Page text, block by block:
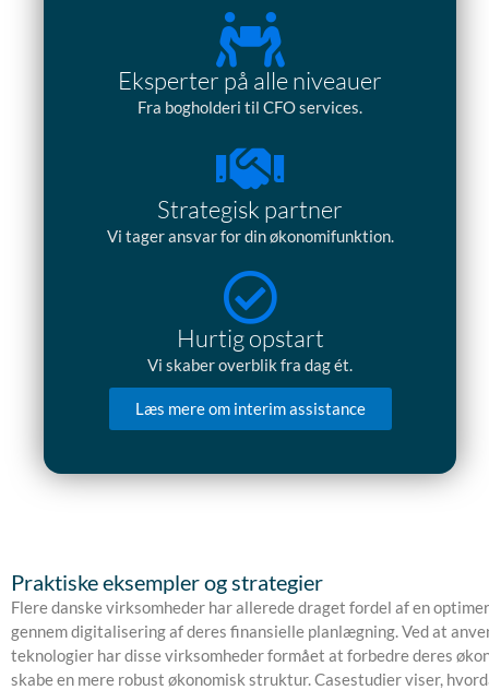
Eksperter på alle niveauer
Fra bogholderi til CFO services.
Strategisk partner
Vi tager ansvar for din økonomifunktion.
Hurtig opstart
Vi skaber overblik fra dag ét.
Læs mere om interim assistance
Praktiske eksempler og strategier
Flere danske virksomheder har allerede draget fordel af en
gennem digitalisering af deres finansielle planlægning. Ved at
teknologier har disse virksomheder formået at forbedre deres
skabe en mere robust økonomisk struktur. Casestudier viser,